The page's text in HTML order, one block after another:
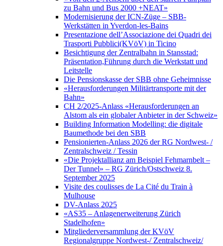
zu Bahn und Bus 2000 +NEAT»
Modernisierung der ICN-Züge – SBB-
Werkstätten in Yverdon-les-Bains
Presentazione dell’Associazione dei Quadri dei
Trasporti Pubblici(KVöV) in Ticino
Besichtigung der Zentralbahn in Stansstad:
Präsentation,Führung durch die Werkstatt und
Leitstelle
Die Pensionskasse der SBB ohne Geheimnisse
«Herausforderungen Militärtransporte mit der
Bahn»
CH 2/2025-Anlass «Herausforderungen an
Alstom als ein globaler Anbieter in der Schweiz»
Building Information Modelling: die digitale
Baumethode bei den SBB
Pensionierten-Anlass 2026 der RG Nordwest- /
Zentralschweiz / Tessin
«Die Projektallianz am Beispiel Fehmarnbelt –
Der Tunnel» – RG Zürich/Ostschweiz 8.
September 2025
Visite des coulisses de La Cité du Train à
Mulhouse
DV-Anlass 2025
«AS35 – Anlagenerweiterung Zürich
Stadelhofen»
Mitgliederversammlung der KVöV
Regionalgruppe Nordwest-/ Zentralschweiz/